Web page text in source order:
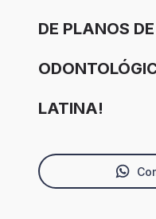
DE PLANOS
LATINA!